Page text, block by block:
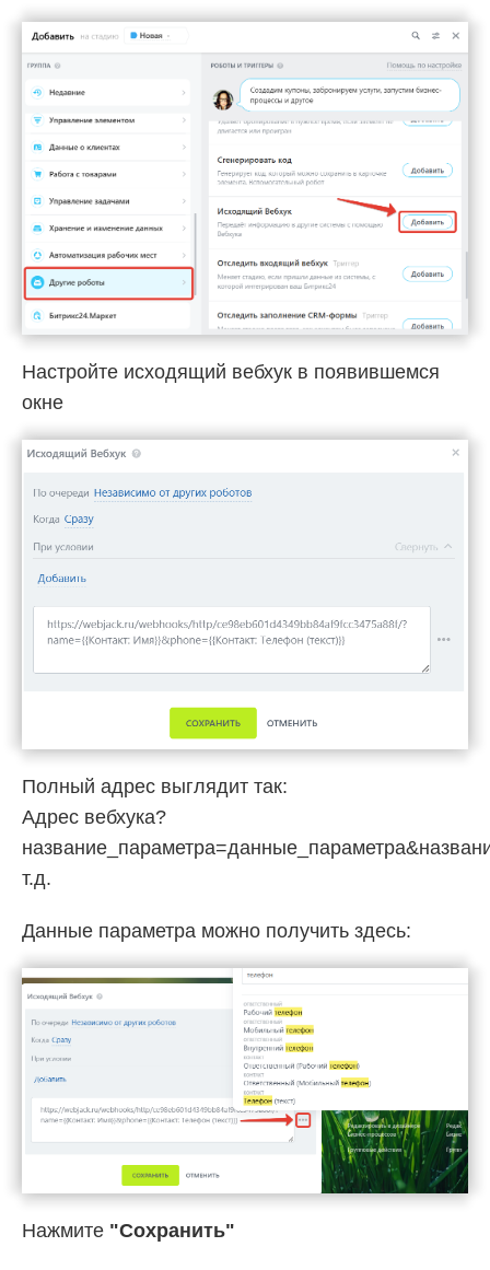
Настройте исходящий вебхук в появившемся
окне
Полный адрес выглядит так:
Адрес вебхука?
т.д.
Данные параметра можно получить здесь:
Нажмите "Сохранить"